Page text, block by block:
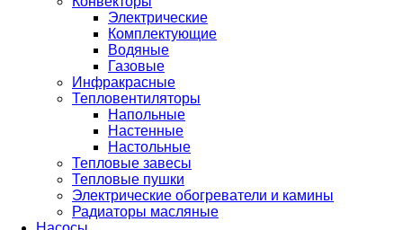
Электрические
Комплектующие
Водяные
Газовые
Инфракрасные
Тепловентиляторы
Напольные
Настенные
Настольные
Тепловые завесы
Тепловые пушки
Электрические обогреватели и камины
Радиаторы масляные